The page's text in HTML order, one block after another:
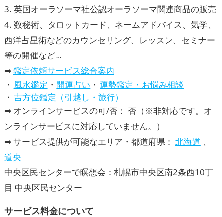
3. 英国オーラソーマ社公認オーラソーマ関連商品の販売
4. 数秘術、タロットカード、ネームアドバイス、気学、
西洋占星術などのカウンセリング、レッスン、セミナー
等の開催など…
➡鑑定依頼サービス総合案内
風水鑑定
開運占い
運勢鑑定・お悩み相談
吉方位鑑定（引越し・旅行）
➡ オンラインサービスの可/否： 否（※非対応です。オ
ンラインサービスに対応していません。）
➡ サービス提供が可能なエリア・都道府県： 北海道 、
道央
中央区民センターで瞑想会：札幌市中央区南2条西10丁
目 中央区民センター
サービス料金について